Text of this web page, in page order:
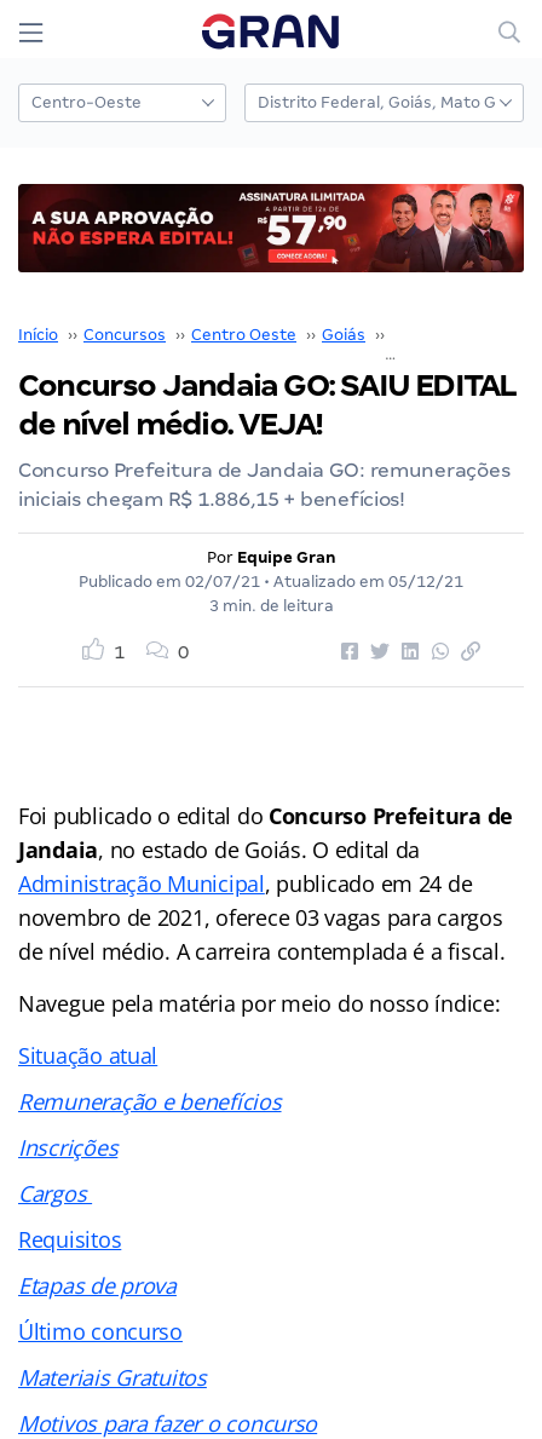
Início ›› Concursos ›› Centro Oeste ›› Goiás ››
Concurso Jandaia GO: SAIU EDITAL
de nível médio. VEJA!
Concurso Prefeitura de Jandaia GO: remunerações
iniciais chegam R$ 1.886,15 + benefícios!
Por Equipe Gran
Publicado em 02/07/21 • Atualizado em 05/12/21
3 min. de leitura
1 0
Foi publicado o edital do Concurso Prefeitura de
Jandaia, no estado de Goiás. O edital da
Administração Municipal, publicado em 24 de
novembro de 2021, oferece 03 vagas para cargos
de nível médio. A carreira contemplada é a fiscal.
Navegue pela matéria por meio do nosso índice:
Situação atual
Remuneração e benefícios
Inscrições
Cargos
Requisitos
Etapas de prova
Último concurso
Materiais Gratuitos
Motivos para fazer o concurso